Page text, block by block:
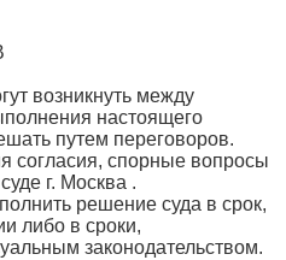
возникнуть между
настоящего
путем переговоров.
согласия, спорные вопросы
г. Москва .
решение суда в срок,
либо в сроки,
законодательством.